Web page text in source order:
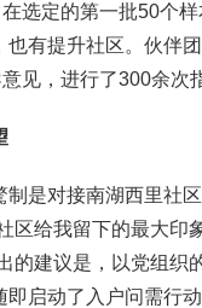
选定的第一批50个
有提升社区。伙伴
见，进行了300余次
是对接南湖西里社
区给我留下的最大印
的建议是，以党组织
启动了入户问需行